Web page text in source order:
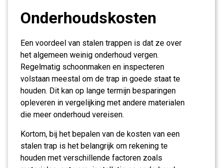
Onderhoudskosten
Een voordeel van stalen trappen is dat ze over
het algemeen weinig onderhoud vergen.
Regelmatig schoonmaken en inspecteren
volstaan meestal om de trap in goede staat te
houden. Dit kan op lange termijn besparingen
opleveren in vergelijking met andere materialen
die meer onderhoud vereisen.
Kortom, bij het bepalen van de kosten van een
stalen trap is het belangrijk om rekening te
houden met verschillende factoren zoals